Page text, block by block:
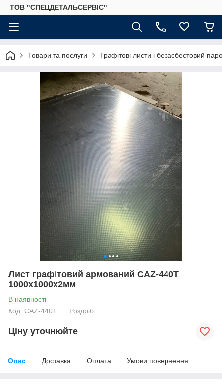
ТОВ "СПЕЦДЕТАЛЬСЕРВІС"
Товари та послуги Графітові листи і безасбестовий
Лист графітовий армований CAZ-440T
1000х1000х2мм
В наявності
Код: CAZ-440T
Роздріб
Ціну уточнюйте
Опис Доставка Оплата Умови повернення